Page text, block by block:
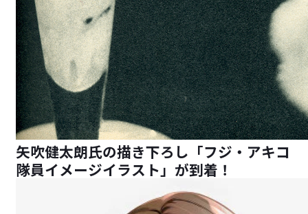
矢吹健太朗氏の描き下ろし「フジ・アキコ
隊員イメージイラスト」が到着！